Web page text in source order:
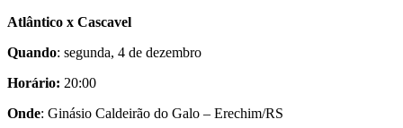
Atlântico x Cascavel
Quando: segunda, 4 de dezembro
Horário: 20:00
Onde: Ginásio Caldeirão do Galo – Erechim/RS